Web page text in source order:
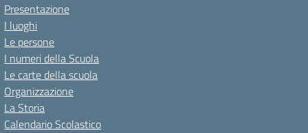
Presentazione
I luoghi
Le persone
I numeri della Scuola
Le carte della scuola
Organizzazione
La Storia
Calendario Scolastico